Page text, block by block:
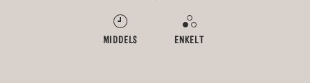
MIDDELS ENKELT